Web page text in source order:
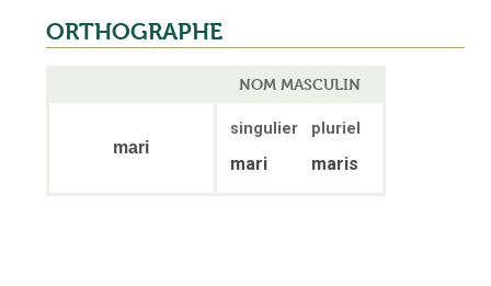
ORTHOGRAPHE
NOM MASCULIN
mari
singulier pluriel
mari maris